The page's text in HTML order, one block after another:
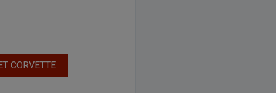
CORVETTE